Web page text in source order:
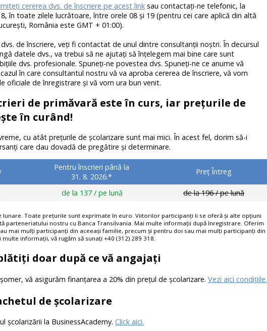
cererea dvs. de înscriere pe acest link sau contactaţi-ne telefonic, la
în toate zilele lucrătoare, între orele 08 şi 19 (pentru cei care aplică din altă
România este GMT + 01:00).
de înscriere, veţi fi contactat de unul dintre consultanţii noştri. În decursul
datele dvs., va trebui să ne ajutaţi să înţelegem mai bine care sunt
dvs. profesionale. Spuneţi-ne povestea dvs. Spuneţi-ne ce anume vă
în care consultantul nostru vă va aproba cererea de înscriere, vă vom
oficiale de înregistrare şi vă vom ura bun venit.
de primăvară este în curs, iar prețurile de
în curând!
cu atât preţurile de şcolarizare sunt mai mici. În acest fel, dorim să-i
care dau dovadă de pregătire şi determinare.
Pentru înscrieri până la
31. 8. 2026.*
Preţ Întreg
de la 137 / pe lună de la 196 / pe lună
lunare. Toate prețurile sunt exprimate în euro. Viitorilor participanți li se oferă și alte opțiuni
parteneriatului nostru cu Banca Transilvania. Mai multe informații după înregistrare. Oferim
mai mulți participanți din aceeași familie, precum și pentru doi sau mai mulți participanți din
informații, vă rugăm să sunați +40 (312) 289 318.
doar după ce vă angajați
vă asigurăm finanțarea a 20% din prețul de școlarizare. Vezi aici condițiile.
de şcolarizare
școlarizării la BusinessAcademy. Click aici.